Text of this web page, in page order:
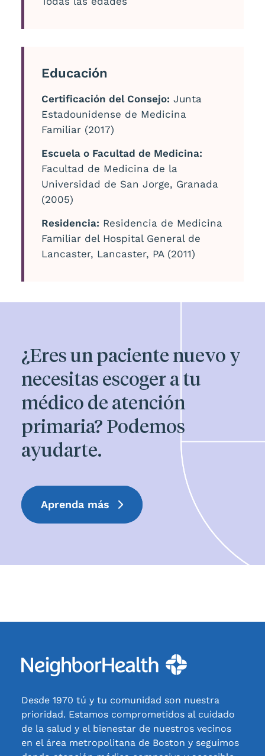
Educación
Certificación del Consejo: Junta
Estadounidense de Medicina
Familiar (2017)
Escuela o Facultad de Medicina:
Facultad de Medicina de la
Universidad de San Jorge, Granada
(2005)
Residencia: Residencia de Medicina
Familiar del Hospital General de
Lancaster, Lancaster, PA (2011)
¿Eres un paciente nuevo y
necesitas escoger a tu
médico de atención
primaria? Podemos
ayudarte.
Aprenda más
Desde 1970 tú y tu comunidad son nuestra
prioridad. Estamos comprometidos al cuidado
de la salud y el bienestar de nuestros vecinos
en el área metropolitana de Boston y seguimos